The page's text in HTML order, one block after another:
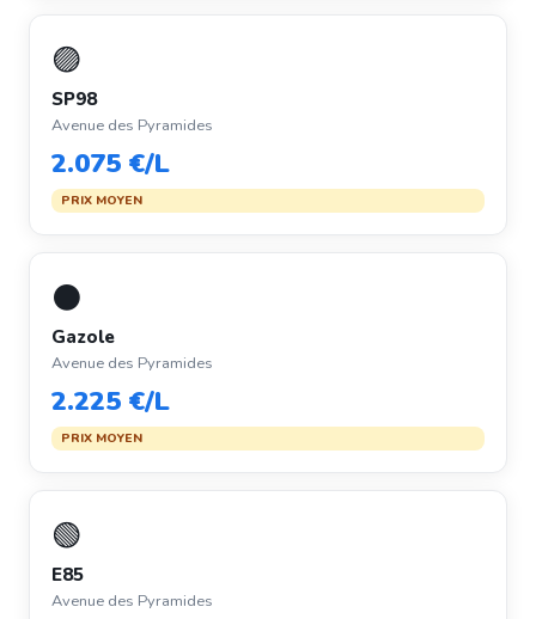
🟣
SP98
Avenue des Pyramides
2.075 €/L
PRIX MOYEN
⚫
Gazole
Avenue des Pyramides
2.225 €/L
PRIX MOYEN
🟢
E85
Avenue des Pyramides